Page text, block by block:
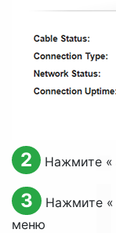
2 Нажмите «
3 Нажмите «
меню